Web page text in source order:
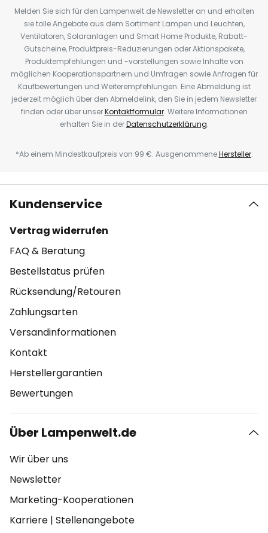
Melden Sie sich für den Lampenwelt.de Newsletter an und erhalten
sie tolle Angebote aus dem Sortiment Lampen und Leuchten,
Ventilatoren, Solaranlagen und Smart Home Produkte, Rabatt-
Gutscheine, Produktpreis-Reduzierungen oder Aktionspakete,
Produktempfehlungen und -vorstellungen sowie Inhalte von
möglichen Kooperationspartnern und Umfragen sowie Anfragen für
Kaufbewertungen und Weiterempfehlungen. Eine Abmeldung ist
jederzeit möglich über den Abmeldelink, den Sie in jedem Newsletter
finden oder über unserKontaktformular. Weitere Informationen
erhalten Sie in derDatenschutzerklärung.
*Ab einem Mindestkaufpreis von 99 €. AusgenommeneHersteller.
Kundenservice
Vertrag widerrufen
FAQ & Beratung
Bestellstatus prüfen
Rücksendung/Retouren
Zahlungsarten
Versandinformationen
Kontakt
Herstellergarantien
Bewertungen
Über Lampenwelt.de
Wir über uns
Newsletter
Marketing-Kooperationen
Karriere | Stellenangebote